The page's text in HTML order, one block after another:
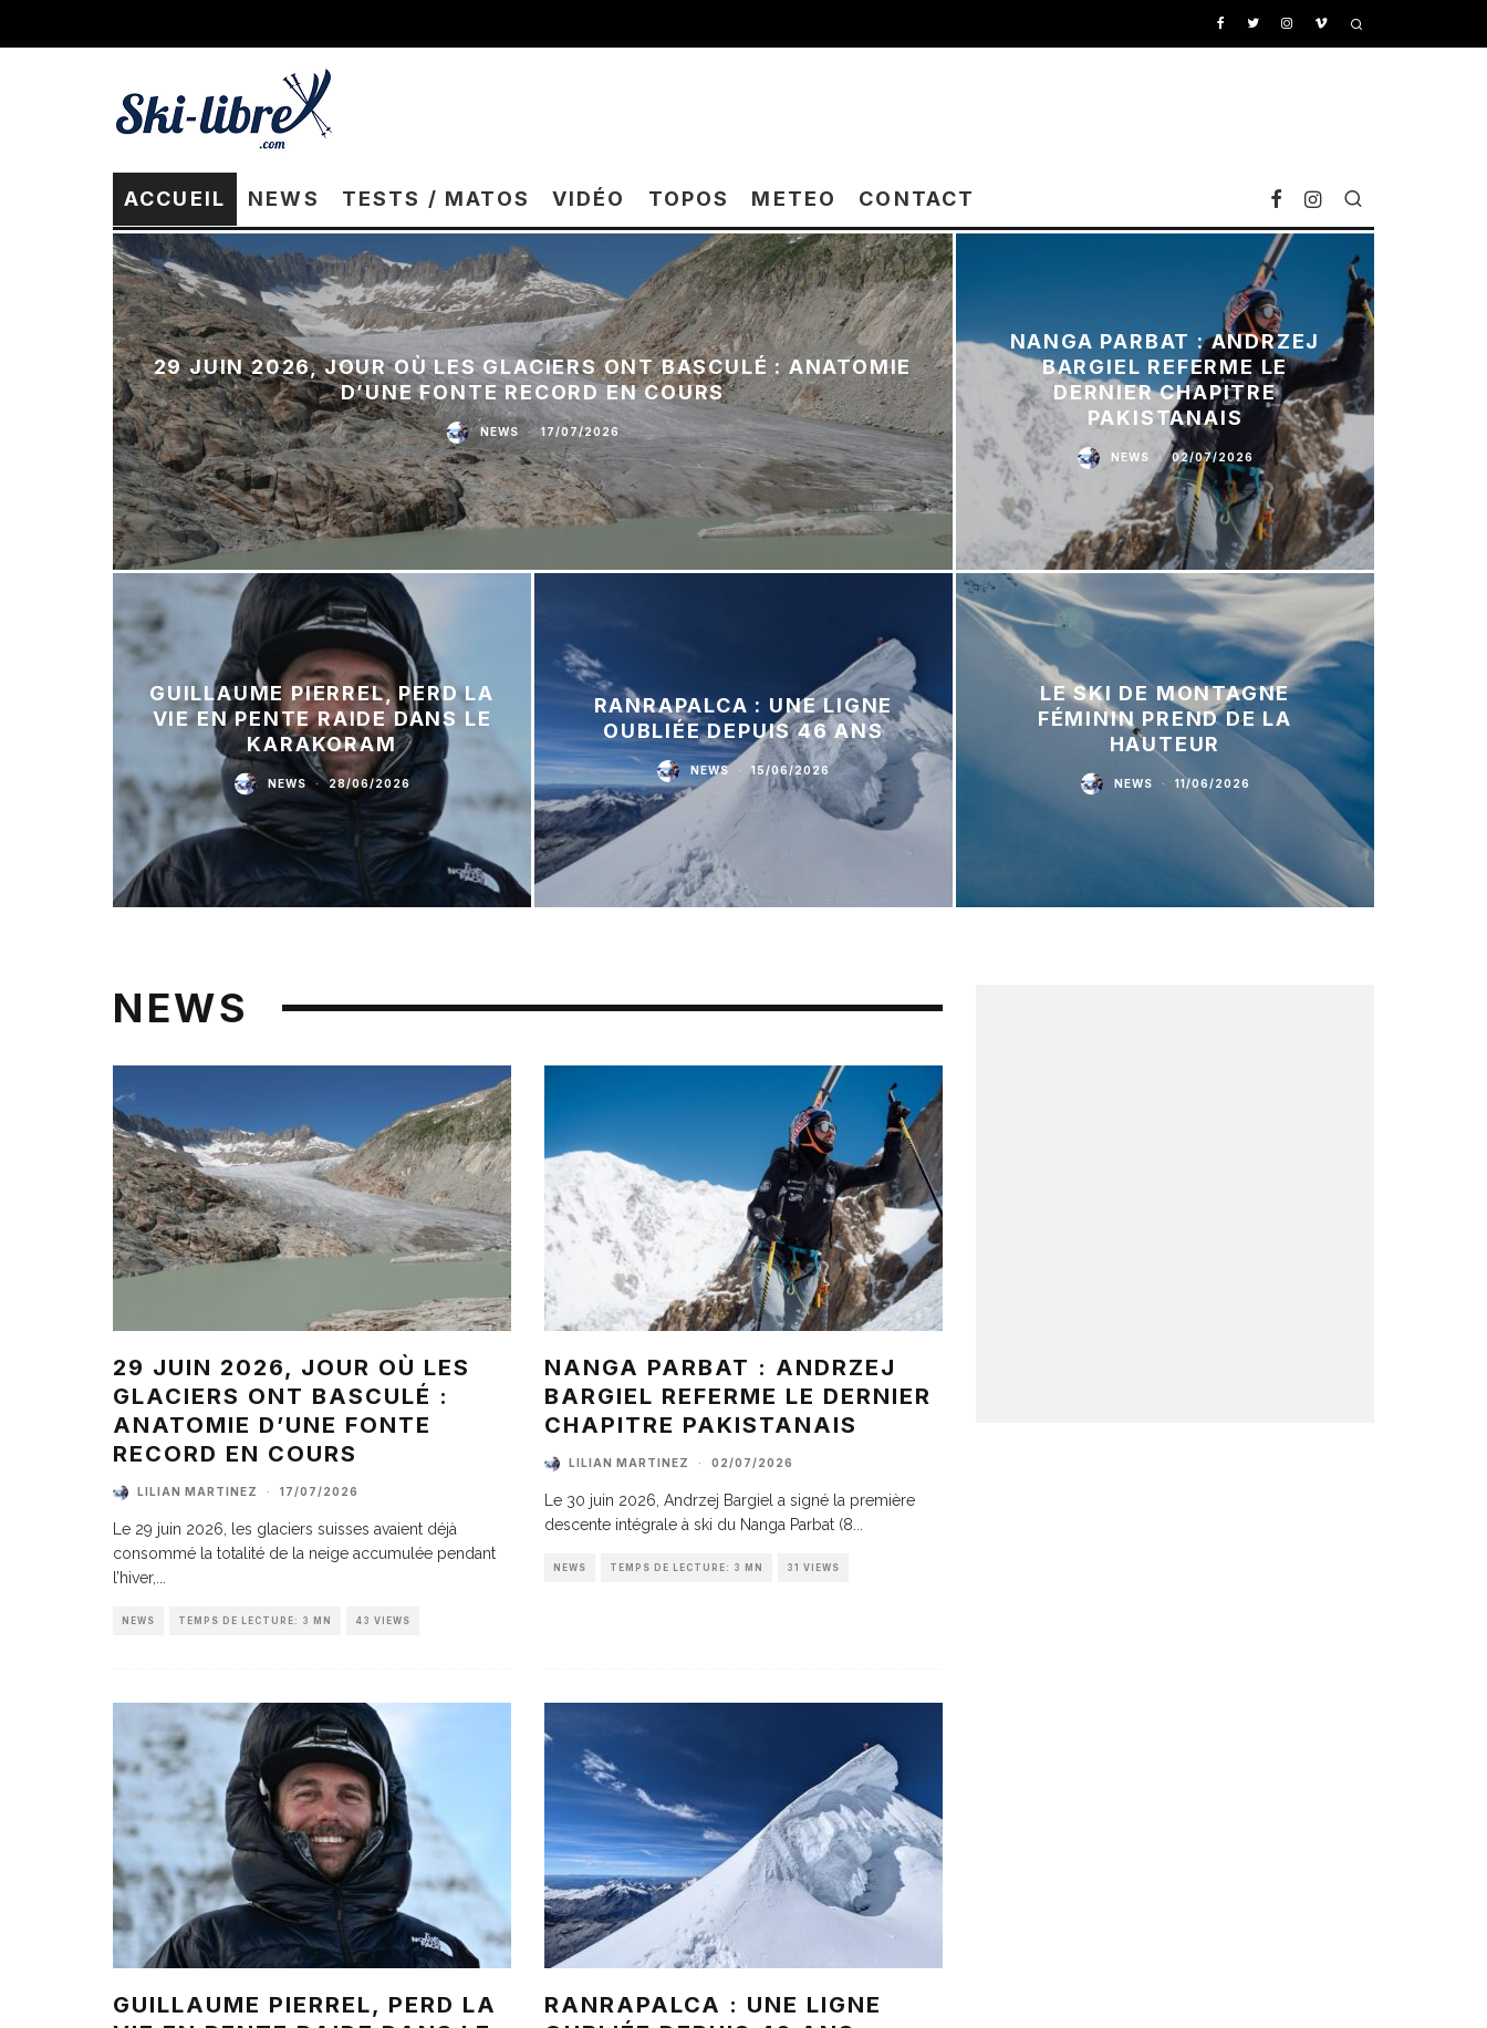
ACCUEIL NEWS TESTS / MATOS VIDÉO TOPOS METEO CONTACT
29 JUIN 2026, JOUR OÙ LES GLACIERS ONT BASCULÉ : ANATOMIE
D’UNE FONTE RECORD EN COURS
NEWS · 17/07/2026
NANGA PARBAT : ANDRZEJ
BARGIEL REFERME LE
DERNIER CHAPITRE
PAKISTANAIS
NEWS · 02/07/2026
GUILLAUME PIERREL, PERD LA
VIE EN PENTE RAIDE DANS LE
KARAKORAM
NEWS · 28/06/2026
RANRAPALCA : UNE LIGNE
OUBLIÉE DEPUIS 46 ANS
NEWS · 15/06/2026
LE SKI DE MONTAGNE
FÉMININ PREND DE LA
HAUTEUR
NEWS · 11/06/2026
NEWS
29 JUIN 2026, JOUR OÙ LES
GLACIERS ONT BASCULÉ :
ANATOMIE D’UNE FONTE
RECORD EN COURS
LILIAN MARTINEZ · 17/07/2026
Le 29 juin 2026, les glaciers suisses avaient déjà
consommé la totalité de la neige accumulée pendant
l’hiver,
NEWS TEMPS DE LECTURE: 3 MN 43 VIEWS
NANGA PARBAT : ANDRZEJ
BARGIEL REFERME LE DERNIER
CHAPITRE PAKISTANAIS
LILIAN MARTINEZ · 02/07/2026
Le 30 juin 2026, Andrzej Bargiel a signé la première
descente intégrale à ski du Nanga Parbat (8
NEWS TEMPS DE LECTURE: 3 MN 31 VIEWS
GUILLAUME PIERREL, PERD LA
RANRAPALCA : UNE LIGNE